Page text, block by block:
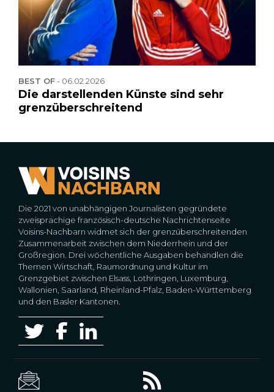
BEST OF- 06.02.2026
Die darstellenden Künste sind sehr
grenzüberschreitend
Die 2021 von unabhängigen Journalisten gegründete
zweisprachige französisch-deutsche Nachrichtenseite
Voisins-Nachbarn widmet sich der grenzüberschreitenden
Zusammenarbeit zwischen dem Niederrhein und der
Großregion. Drei wöchentliche Ausgaben behandlen die
Themen Wirtschaft, Raumordnung und Kultur im
Grenzgebiet zwischen Elsass, Lothringen, Luxemburg,
Wallonien, Saarland, Rheinland-Pfalz, Baden-Württemberg
und den Basler Kantonen.